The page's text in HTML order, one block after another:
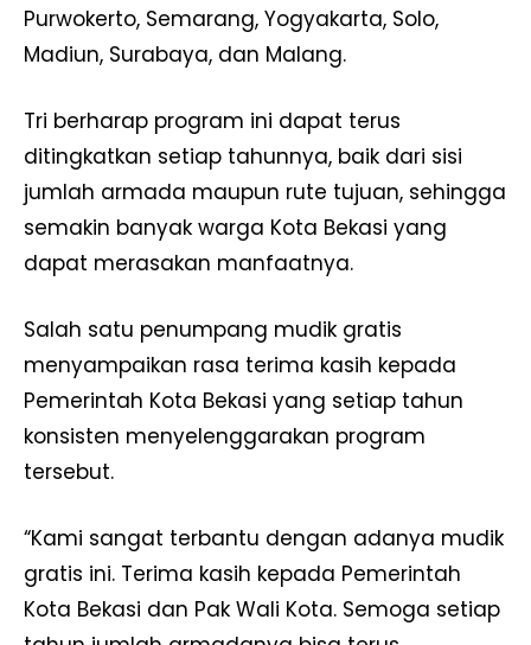
Purwokerto, Semarang, Yogyakarta, Solo,
Madiun, Surabaya, dan Malang.
Tri berharap program ini dapat terus
ditingkatkan setiap tahunnya, baik dari sisi
jumlah armada maupun rute tujuan, sehingga
semakin banyak warga Kota Bekasi yang
dapat merasakan manfaatnya.
Salah satu penumpang mudik gratis
menyampaikan rasa terima kasih kepada
Pemerintah Kota Bekasi yang setiap tahun
konsisten menyelenggarakan program
tersebut.
“Kami sangat terbantu dengan adanya mudik
gratis ini. Terima kasih kepada Pemerintah
Kota Bekasi dan Pak Wali Kota. Semoga setiap